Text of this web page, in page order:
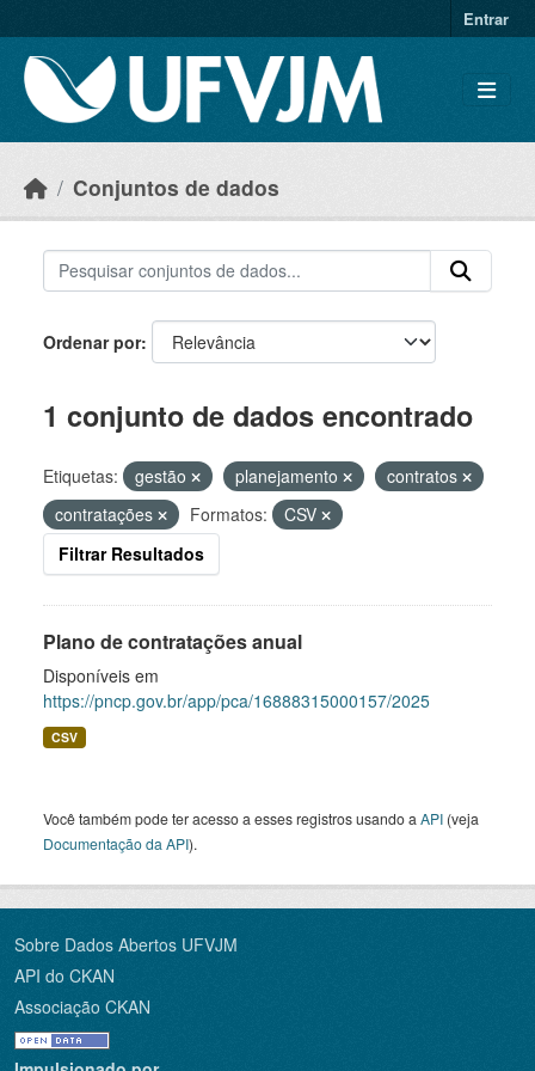
Entrar
Conjuntos de dados
Ordenar por
1 conjunto de dados encontrado
Etiquetas: gestão planejamento
contratos
contratações
Formatos:
CSV
Filtrar Resultados
Plano de contratações anual
Disponíveis em
https://pncp.gov.br/app/pca/16888315000157/2025
CSV
Você também pode ter acesso a esses registros usando a API (veja
Documentação da API).
Sobre Dados Abertos UFVJM
API do CKAN
Associação CKAN